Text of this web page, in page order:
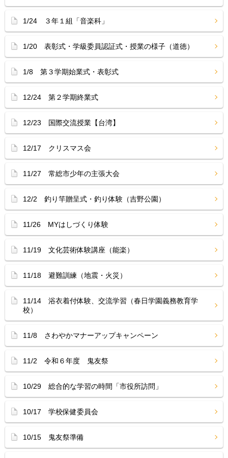
1/24 ３年１組「音楽科」
1/20 表彰式・学級委員認証式・授業の様子（道徳）
1/8 第３学期始業式・表彰式
12/24 第２学期終業式
12/23 国際交流授業【台湾】
12/17 クリスマス会
11/27 常総市少年の主張大会
12/2 釣り竿贈呈式・釣り体験（吉野公園）
11/26 MYはしづくり体験
11/19 文化芸術体験講座（能楽）
11/18 避難訓練（地震・火災）
11/14 浴衣着付体験、交流学習（春日学園義務教育学
校）
11/8 さわやかマナーアップキャンペーン
11/2 令和６年度 鬼友祭
10/29 総合的な学習の時間「市役所訪問」
10/17 学校保健委員会
10/15 鬼友祭準備